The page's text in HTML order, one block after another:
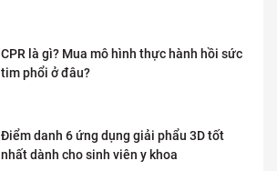
CPR là gì? Mua mô hình thực hành hồi sức
tim phổi ở đâu?
Điểm danh 6 ứng dụng giải phẩu 3D tốt
nhất dành cho sinh viên y khoa